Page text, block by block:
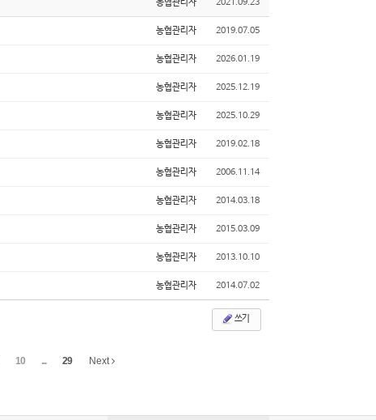
농협관리자 2021.09.23
농협관리자 2019.07.05
농협관리자 2026.01.19
농협관리자 2025.12.19
농협관리자 2025.10.29
농협관리자 2019.02.18
농협관리자 2006.11.14
농협관리자 2014.03.18
농협관리자 2015.03.09
농협관리자 2013.10.10
농협관리자 2014.07.02
쓰기
10 ... 29 Next